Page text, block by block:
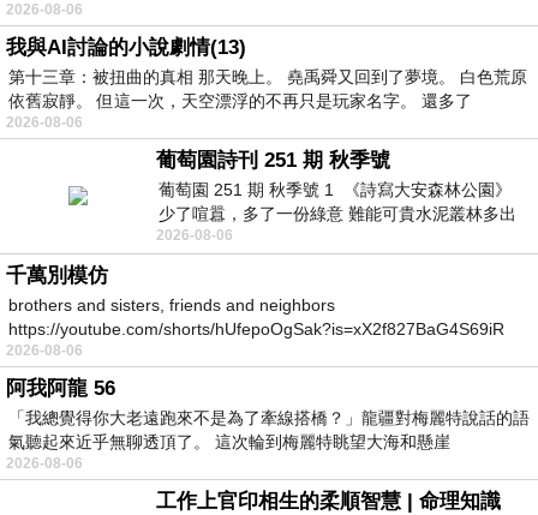
2026-08-06
我與AI討論的小說劇情(13)
第十三章：被扭曲的真相 那天晚上。 堯禹舜又回到了夢境。 白色荒原
依舊寂靜。 但這一次，天空漂浮的不再只是玩家名字。 還多了
2026-08-06
葡萄園詩刊 251 期 秋季號
葡萄園 251 期 秋季號 1 《詩寫大安森林公園》
少了喧囂，多了一份綠意 難能可貴水泥叢林多出
一
2026-08-06
千萬別模仿
brothers and sisters, friends and neighbors
https://youtube.com/shorts/hUfepoOgSak?is=xX2f827BaG4S69iR
https
2026-08-06
阿我阿龍 56
「我總覺得你大老遠跑來不是為了牽線搭橋？」龍疆對梅麗特說話的語
氣聽起來近乎無聊透頂了。 這次輪到梅麗特眺望大海和懸崖
2026-08-06
工作上官印相生的柔順智慧 | 命理知識